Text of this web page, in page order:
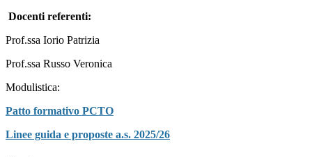
Docenti referenti:
Prof.ssa Iorio Patrizia
Prof.ssa Russo Veronica
Modulistica:
Patto formativo PCTO
Linee guida e proposte a.s. 2025/26